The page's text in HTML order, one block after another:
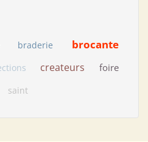
braderie brocante
createurs foire
saint